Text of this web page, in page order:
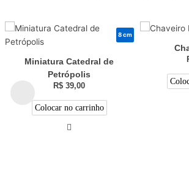
8 cm
Miniatura Catedral de
Petrópolis
R$ 39,00
Colocar no carrinho